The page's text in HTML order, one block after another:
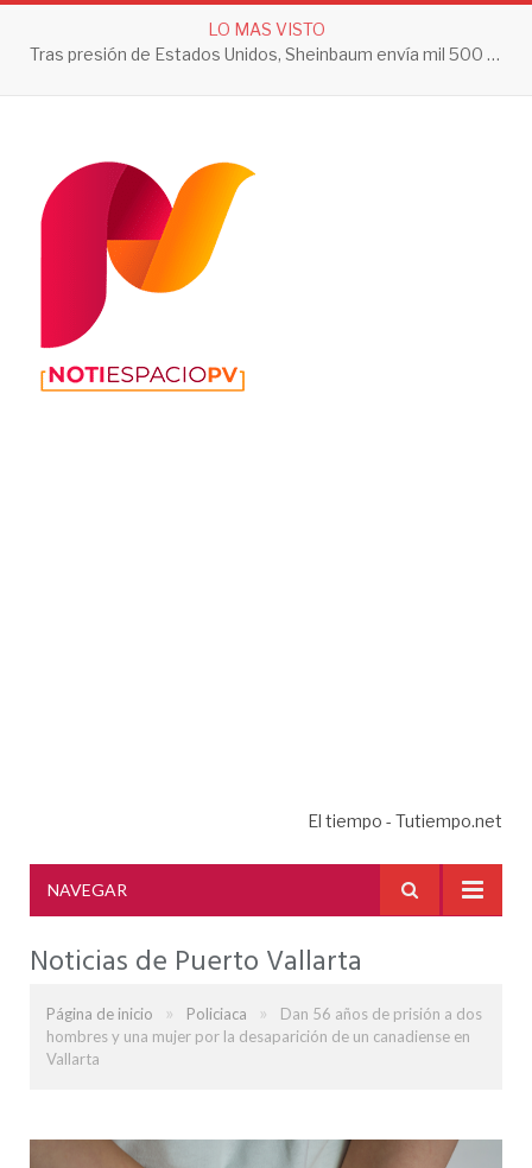
LO MAS VISTO
Tras presión de Estados Unidos, Sheinbaum envía mil 500 soldados a Michoacán
El tiempo - Tutiempo.net
NAVEGAR
Noticias de Puerto Vallarta
Página de inicio » Policiaca »
Dan 56 años de prisión a dos
hombres y una mujer por la desaparición de un canadiense en
Vallarta